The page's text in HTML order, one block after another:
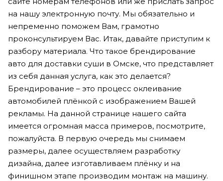
на нашу электронную почту. Мы обязательно и
непременно поможем Вам, грамотно
проконсультируем Вас. Итак, давайте приступим к
разбору материала. Что такое брендирование
авто для доставки суши в Омске, что представляет
из себя данная услуга, как это делается?
Брендирование – это процесс оклеивание
автомобилей плёнкой с изображением Вашей
рекламы. На данной странице нашего сайта
имеется огромная масса примеров, посмотрите,
пожалуйста. В первую очередь мы снимаем
размеры, далее осуществляем разработку
дизайна, далее изготавливаем плёнку и на
финишном этапе производим монтаж на машину.